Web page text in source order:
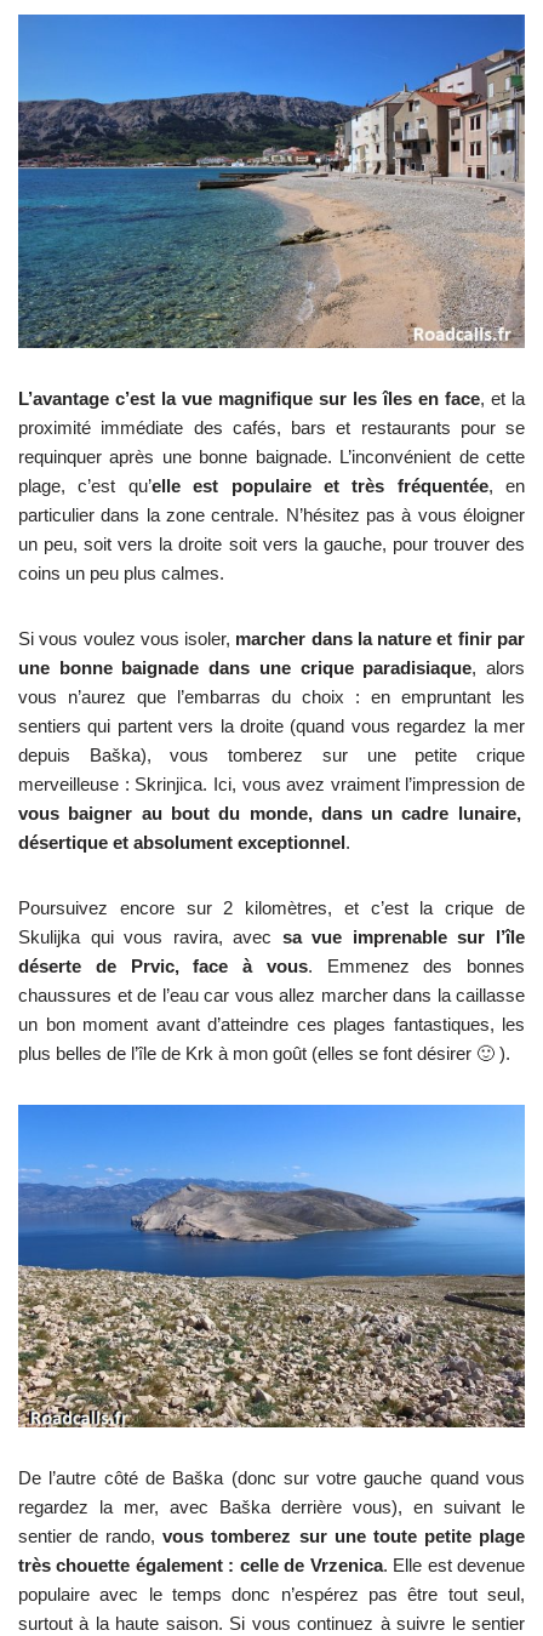
L’avantage c’est la vue magnifique sur les îles en face, et la
proximité immédiate des cafés, bars et restaurants pour se
requinquer après une bonne baignade. L’inconvénient de cette
plage, c’est qu’elle est populaire et très fréquentée, en
particulier dans la zone centrale. N’hésitez pas à vous éloigner
un peu, soit vers la droite soit vers la gauche, pour trouver des
coins un peu plus calmes.
Si vous voulez vous isoler, marcher dans la nature et finir par
une bonne baignade dans une crique paradisiaque, alors
vous n’aurez que l’embarras du choix : en empruntant les
sentiers qui partent vers la droite (quand vous regardez la mer
depuis Baška), vous tomberez sur une petite crique
merveilleuse : Skrinjica. Ici, vous avez vraiment l’impression de
vous baigner au bout du monde, dans un cadre lunaire,
désertique et absolument exceptionnel.
Poursuivez encore sur 2 kilomètres, et c’est la crique de
Skulijka qui vous ravira, avec sa vue imprenable sur l’île
déserte de Prvic, face à vous. Emmenez des bonnes
chaussures et de l’eau car vous allez marcher dans la caillasse
un bon moment avant d’atteindre ces plages fantastiques, les
plus belles de l’île de Krk à mon goût (elles se font désirer 🙂 ).
De l’autre côté de Baška (donc sur votre gauche quand vous
regardez la mer, avec Baška derrière vous), en suivant le
sentier de rando,vous tomberez sur une toute petite plage
très chouette également : celle de Vrzenica. Elle est devenue
populaire avec le temps donc n’espérez pas être tout seul,
surtout à la haute saison. Si vous continuez à suivre le sentier